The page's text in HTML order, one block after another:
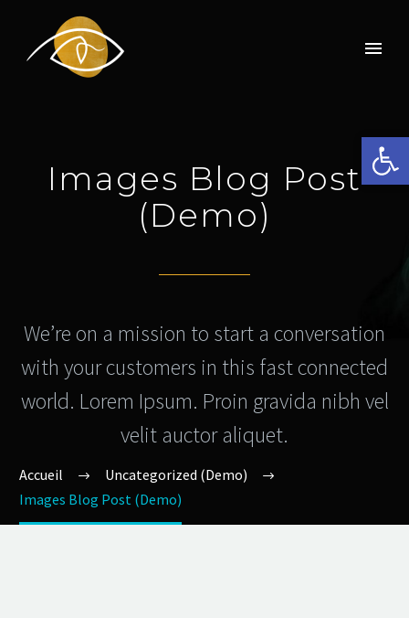
Ouvrir
Images Blog Post
(Demo)
We’re on a mission to start a conversation
with your customers in this fast connected
world. Lorem Ipsum. Proin gravida nibh vel
velit auctor aliquet.
Accueil
Uncategorized (Demo)
Images Blog Post (Demo)